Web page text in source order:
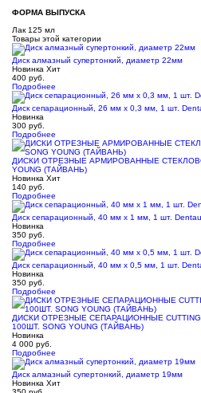
ФОРМА ВЫПУСКА
Лак 125 мл
Товары этой категории
Диск алмазный супертонкий, диаметр 22мм
Новинка Хит
400 руб.
Подробнее
Диск сепарационный, 26 мм x 0,3 мм, 1 шт.
Новинка
300 руб.
Подробнее
ДИСКИ ОТРЕЗНЫЕ АРМИРОВАННЫЕ
YOUNG (ТАЙВАНЬ)
Новинка Хит
140 руб.
Подробнее
Диск сепарационный, 40 мм x 1 мм, 1 шт.
Новинка
350 руб.
Подробнее
Диск сепарационный, 40 мм x 0,5 мм, 1 шт.
Новинка
350 руб.
Подробнее
ДИСКИ ОТРЕЗНЫЕ СЕПАРАЦИОННЫЕ CUTTING
100ШТ. SONG YOUNG (ТАЙВАНЬ)
Новинка
4 000 руб.
Подробнее
Диск алмазный супертонкий, диаметр 19мм
Новинка Хит